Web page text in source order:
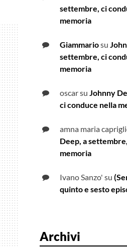
settembre, ci
memoria
Giammariosu
settembre, ci
memoria
oscarsu Johnny
ci conduce nella
amna maria
Deep, a
memoria
Ivano Sanzo' su
quinto e sesto
Archivi